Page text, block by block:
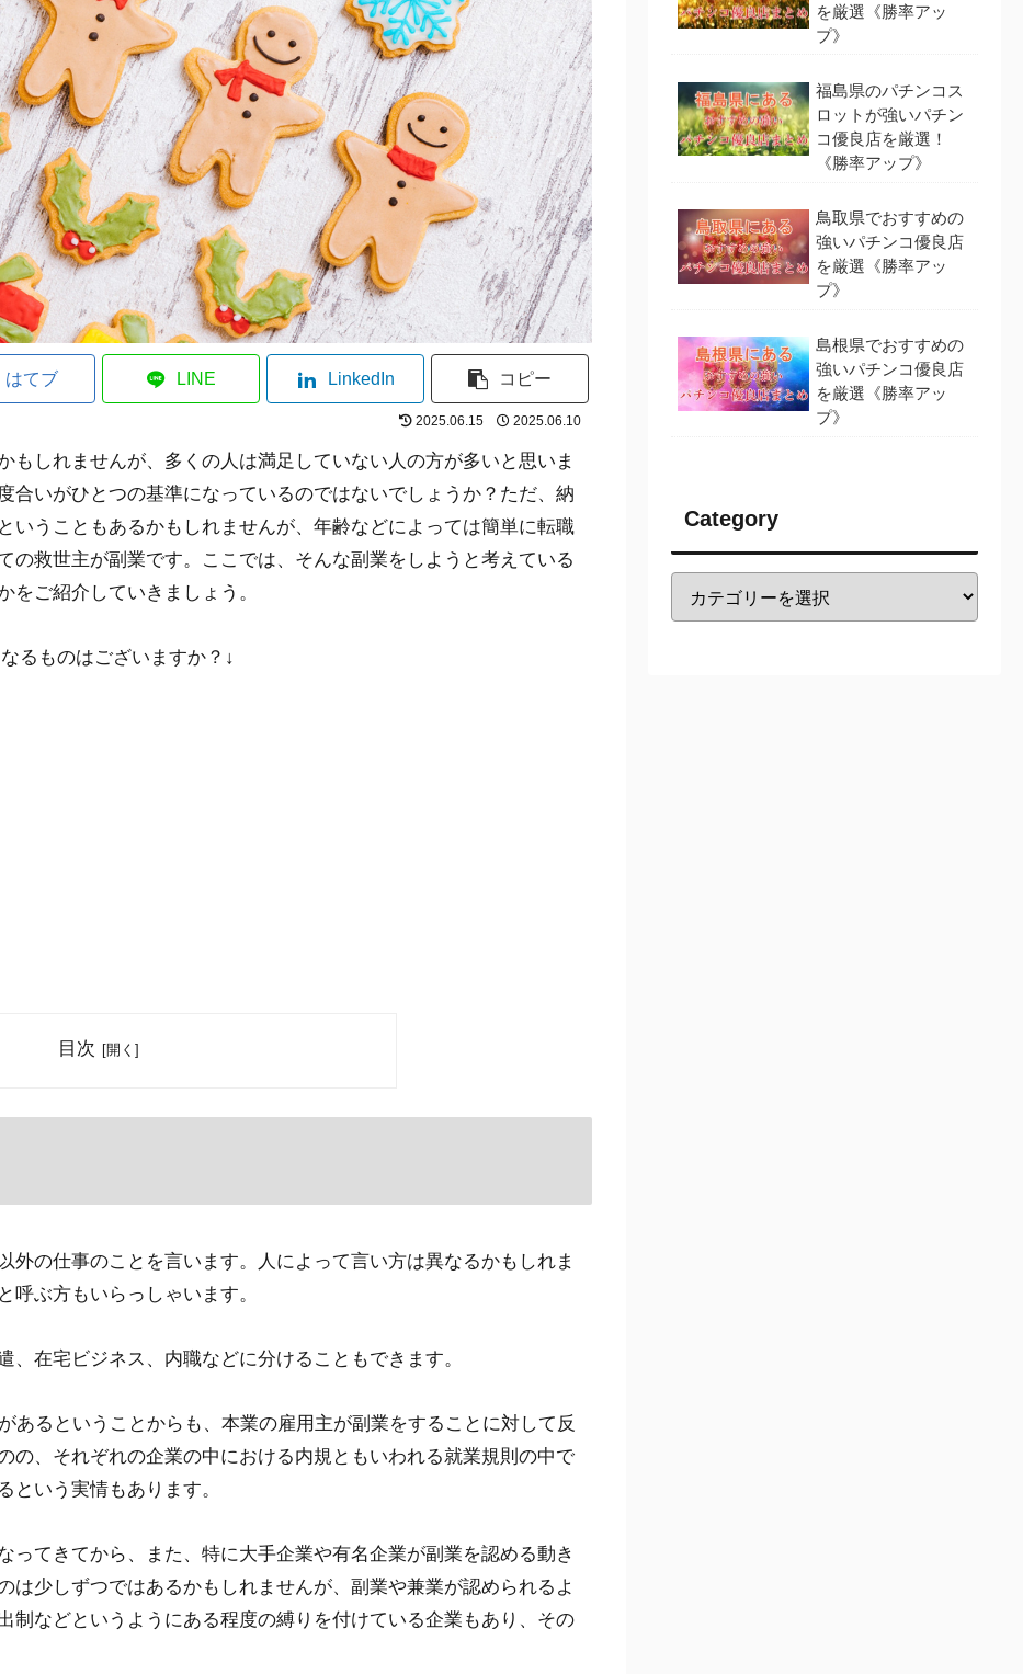
はてブ LINE LinkedIn コピー
2025.06.15 2025.06.10
もしれませんが、多くの人は満足していない人の方が多いと思いま
合いがひとつの基準になっているのではないでしょうか？ただ、納
いうこともあるかもしれませんが、年齢などによっては簡単に転職
の救世主が副業です。ここでは、そんな副業をしようと考えている
ご紹介していきましょう。
るものはございますか？↓
目次
外の仕事のことを言います。人によって言い方は異なるかもしれま
ぶ方もいらっしゃいます。
在宅ビジネス、内職などに分けることもできます。
あるということからも、本業の雇用主が副業をすることに対して反
の、それぞれの企業の中における内規ともいわれる就業規則の中で
という実情もあります。
ってきてから、また、特に大手企業や有名企業が副業を認める動き
は少しずつではあるかもしれませんが、副業や兼業が認められるよ
制などというようにある程度の縛りを付けている企業もあり、その
を厳選《勝率アッ
プ》
福島県のパチンコス
ロットが強いパチン
コ優良店を厳選！
《勝率アップ》
鳥取県でおすすめの
強いパチンコ優良店
を厳選《勝率アッ
プ》
島根県でおすすめの
強いパチンコ優良店
を厳選《勝率アッ
プ》
Category